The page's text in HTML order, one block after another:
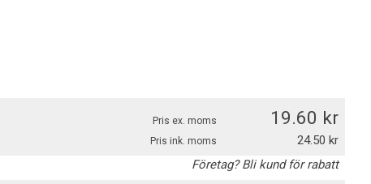
Pris ex. moms 19.60
Pris ink. moms
24.50
Företag? Bli kund för rabatt